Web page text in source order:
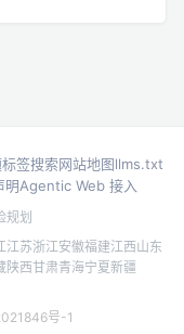
签搜索网站地图llms.txt
明Agentic Web 接入
规划
江苏浙江安徽福建江西山东
陕西甘肃青海宁夏新疆
号-1